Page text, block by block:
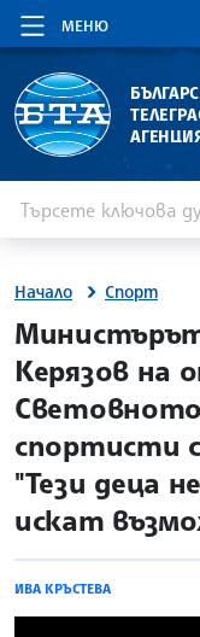
МЕНЮ
Начало Спорт
site.bta
Керязов на
спортисти
"Тези деца
искат
ИВА КРЪСТЕВА